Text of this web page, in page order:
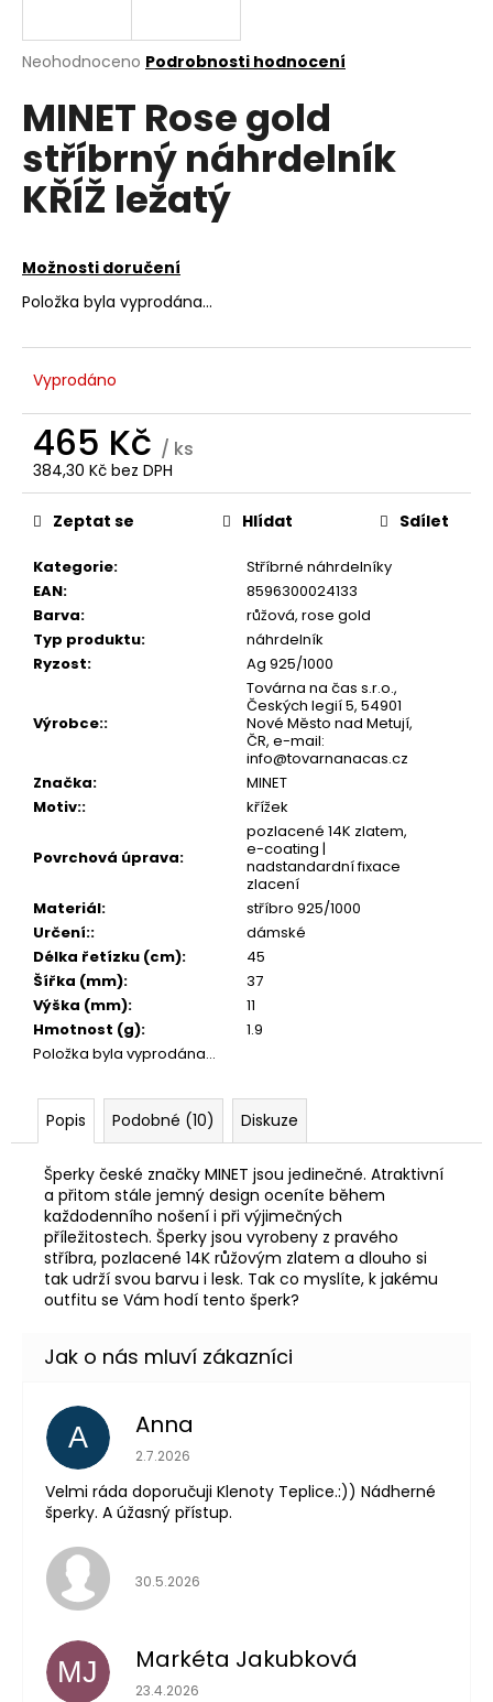
Průměrné
produktu
je
z
5
hvězdiček.
Neohodnoceno Podrobnosti hodnocení
MINET Rose gold
stříbrný náhrdelník
KŘÍŽ ležatý
Možnosti doručení
Položka byla vyprodána…
Vyprodáno
465 Kč / ks
384,30 Kč bez DPH
Měrná
cena:
Kategorie:
Stříbrné náhrdelníky
EAN:
8596300024133
Barva:
růžová, rose gold
Typ produktu:
náhrdelník
Ryzost: Ag 925/1000
Výrobce::
Továrna na čas s.r.o.,
Českých legií 5, 54901
Nové Město nad Metují,
ČR, e-mail:
info@tovarnanacas.cz
Značka:
MINET
Motiv:: křížek
Povrchová úprava:
pozlacené 14K zlatem,
e-coating |
nadstandardní fixace
zlacení
Materiál:
stříbro 925/1000
Určení::
dámské
Délka řetízku (cm):
45
Šířka (mm):
37
Výška (mm):
11
Hmotnost (g):
1.9
Položka byla vyprodána…
Zeptat se Hlídat Sdílet
Popis Podobné (10) Diskuze
Šperky české značky MINET jsou jedinečné. Atraktivní
a přitom stále jemný design oceníte během
každodenního nošení i při výjimečných
příležitostech. Šperky jsou vyrobeny z pravého
stříbra, pozlacené 14K růžovým zlatem a dlouho si
tak udrží svou barvu i lesk. Tak co myslíte, k jakému
outfitu se Vám hodí tento šperk?
A Anna
Hodnocení obchodu je 5 z 5 hvězdiček.
2.7.2026
Velmi ráda doporučuji Klenoty Teplice.:)) Nádherné
šperky. A úžasný přístup.
Hodnocení obchodu je 5 z 5 hvězdiček.
30.5.2026
MJ Markéta Jakubková
Hodnocení obchodu je 5 z 5 hvězdiček.
23.4.2026
j
t
?
D
o
o
u
č
u
e
m
e